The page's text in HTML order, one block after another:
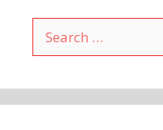
for: